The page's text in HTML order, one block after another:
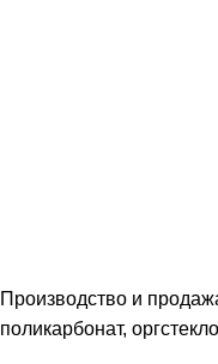
Производство и
поликарбонат,